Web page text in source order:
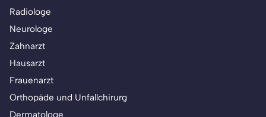
Radiologe
Neurologe
Zahnarzt
Hausarzt
Frauenarzt
Orthopäde und Unfallchirurg
Dermatologe